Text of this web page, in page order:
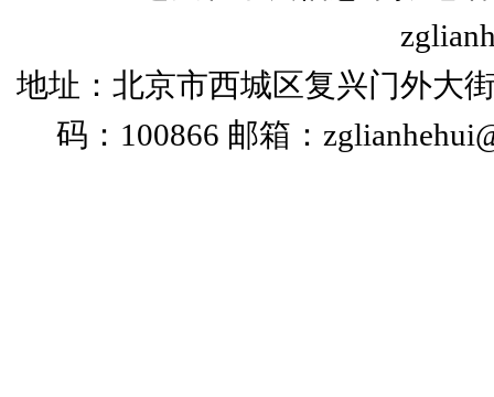
地址：北京市西城区复兴门外大
码：100866 邮箱：